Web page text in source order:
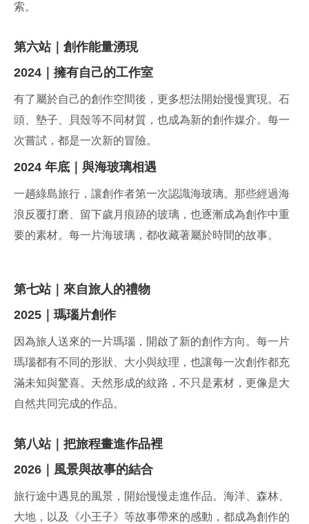
索。
第六站｜創作能量湧現
2024｜擁有自己的工作室
有了屬於自己的創作空間後，更多想法開始慢慢實現。石
頭、墊子、貝殼等不同材質，也成為新的創作媒介。每一
次嘗試，都是一次新的冒險。
2024 年底｜與海玻璃相遇
一趟綠島旅行，讓創作者第一次認識海玻璃。那些經過海
浪反覆打磨、留下歲月痕跡的玻璃，也逐漸成為創作中重
要的素材。每一片海玻璃，都收藏著屬於時間的故事。
第七站｜來自旅人的禮物
2025｜瑪瑙片創作
因為旅人送來的一片瑪瑙，開啟了新的創作方向。每一片
瑪瑙都有不同的形狀、大小與紋理，也讓每一次創作都充
滿未知與驚喜。天然形成的紋路，不只是素材，更像是大
自然共同完成的作品。
第八站｜把旅程畫進作品裡
2026｜風景與故事的結合
旅行途中遇見的風景，開始慢慢走進作品。海洋、森林、
大地，以及《小王子》等故事帶來的感動，都成為創作的